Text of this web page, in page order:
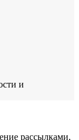
и
рассылками,